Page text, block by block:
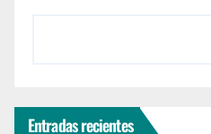
Entradas recientes